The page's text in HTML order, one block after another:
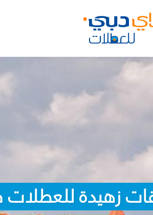
زهيدة للعطلات